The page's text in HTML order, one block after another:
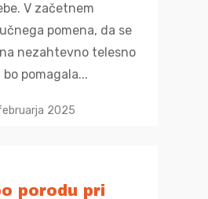
V začetnem
pomena, da se
nezahtevno telesno
pomagala...
2025
porodu pri